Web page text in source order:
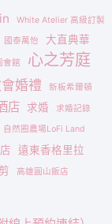
White Atelier 高級訂製
國泰萬怡
大直典華
會館 心之芳庭
婚禮 新板希爾頓
店 求婚
求婚記錄
自然圈農場LoFi Land
遠東香格里拉
高雄圓山飯店